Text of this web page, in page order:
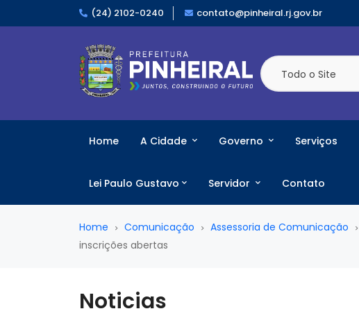
(24) 2102-0240 contato@pinheiral.rj.gov.br
Todo o Site
Home A Cidade Governo Serviços
Lei Paulo Gustavo Servidor Contato
Home Comunicação Assessoria de Comunicação
inscrições abertas
Noticias